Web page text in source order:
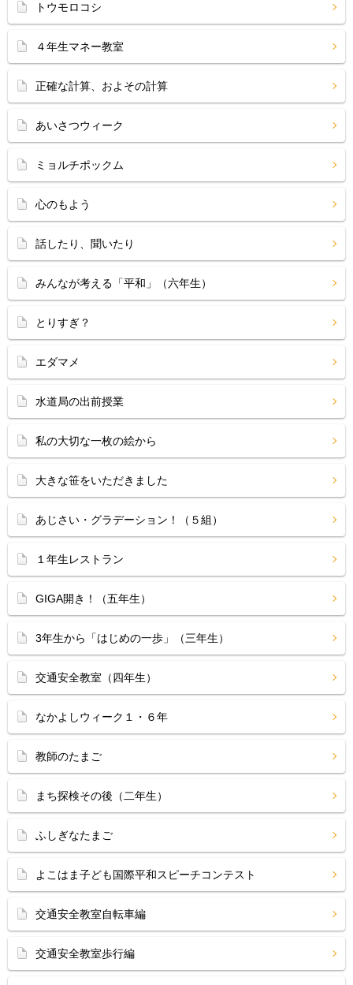
トウモロコシ
４年生マネー教室
正確な計算、およその計算
あいさつウィーク
ミョルチポックム
心のもよう
話したり、聞いたり
みんなが考える「平和」（六年生）
とりすぎ？
エダマメ
水道局の出前授業
私の大切な一枚の絵から
大きな笹をいただきました
あじさい・グラデーション！（５組）
１年生レストラン
GIGA開き！（五年生）
3年生から「はじめの一歩」（三年生）
交通安全教室（四年生）
なかよしウィーク１・６年
教師のたまご
まち探検その後（二年生）
ふしぎなたまご
よこはま子ども国際平和スピーチコンテスト
交通安全教室自転車編
交通安全教室歩行編